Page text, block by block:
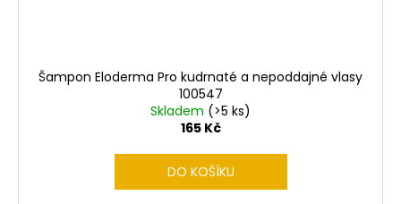
Šampon Eloderma Pro kudrnaté a nepoddajné vlasy
100547
Skladem (>5 ks)
165 Kč
DO KOŠÍKU